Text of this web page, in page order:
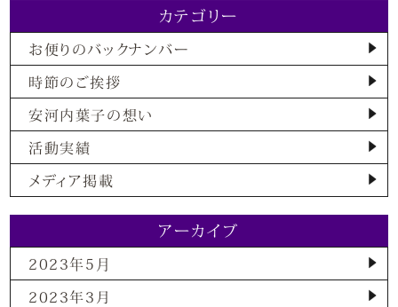
カテゴリー
お便りのバックナンバー
時節のご挨拶
安河内葉子の想い
活動実績
メディア掲載
アーカイブ
2023年5月
2023年3月